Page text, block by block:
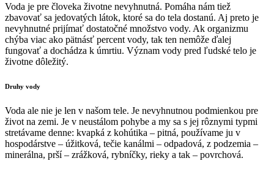
Voda je pre človeka životne nevyhnutná. Pomáha nám tiež
zbavovať sa jedovatých látok, ktoré sa do tela dostanú. Aj preto je
nevyhnutné prijímať dostatočné množstvo vody. Ak organizmu
chýba viac ako pätnásť percent vody, tak ten nemôže ďalej
fungovať a dochádza k úmrtiu. Význam vody pred ľudské telo je
životne dôležitý.
Druhy vody
Voda ale nie je len v našom tele. Je nevyhnutnou podmienkou pre
život na zemi. Je v neustálom pohybe a my sa s jej rôznymi typmi
stretávame denne: kvapká z kohútika – pitná, používame ju v
hospodárstve – úžitková, tečie kanálmi – odpadová, z podzemia –
minerálna, prší – zrážková, rybníčky, rieky a tak – povrchová.